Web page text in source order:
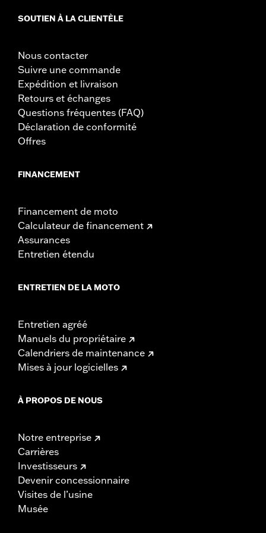
SOUTIEN À LA CLIENTÈLE
Nous contacter
Suivre une commande
Expédition et livraison
Retours et échanges
Questions fréquentes (FAQ)
Déclaration de conformité
Offres
FINANCEMENT
Financement de moto
Calculateur de financement
Assurances
Entretien étendu
ENTRETIEN DE LA MOTO
Entretien agréé
Manuels du propriétaire
Calendriers de maintenance
Mises à jour logicielles
À PROPOS DE NOUS
Notre entreprise
Carrières
Investisseurs
Devenir concessionnaire
Visites de l’usine
Musée